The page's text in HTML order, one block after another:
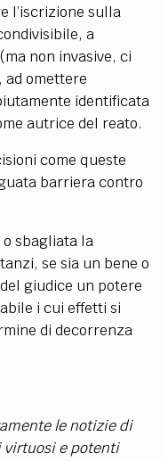
l’iscrizione sulla
a
non invasive, ci
ad omettere
identificata
autrice del reato.
come queste
barriera contro
o sbagliata la
se sia un bene o
giudice un potere
i cui effetti si
di decorrenza
le notizie di
e potenti